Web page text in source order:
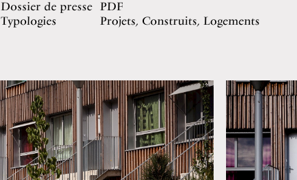
Dossier de presse PDF
Typologies
Projets, Construits, Logements